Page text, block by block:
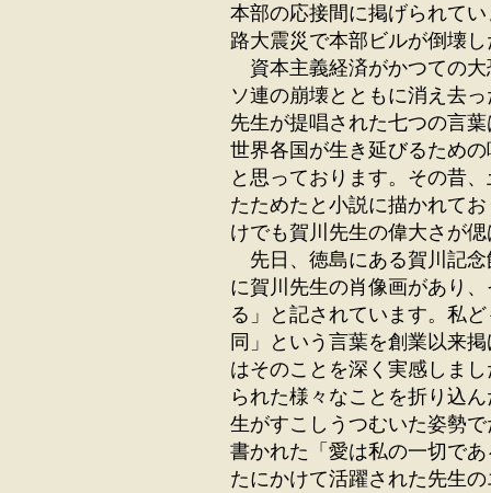
本部の応接間に掲げられて
路大震災で本部ビルが倒壊
資本主義経済がかつての大
ソ連の崩壊とともに消え去
先生が提唱された七つの言
世界各国が生き延びるため
と思っております。その昔
たためたと小説に描かれて
けでも賀川先生の偉大さが
先日、徳島にある賀川記念
に賀川先生の肖像画があり
る」と記されています。私
同」という言葉を創業以来
はそのことを深く実感しま
られた様々なことを折り込
生がすこしうつむいた姿勢
書かれた「愛は私の一切で
たにかけて活躍された先生